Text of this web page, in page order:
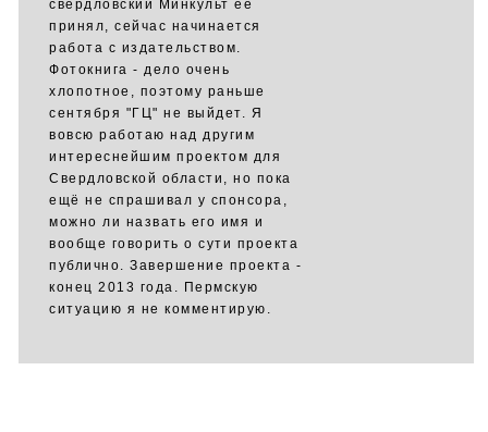
свердловский Минкульт её
принял, сейчас начинается
работа с издательством.
Фотокнига - дело очень
хлопотное, поэтому раньше
сентября "ГЦ" не выйдет. Я
вовсю работаю над другим
интереснейшим проектом для
Свердловской области, но пока
ещё не спрашивал у спонсора,
можно ли назвать его имя и
вообще говорить о сути проекта
публично. Завершение проекта -
конец 2013 года. Пермскую
ситуацию я не комментирую.